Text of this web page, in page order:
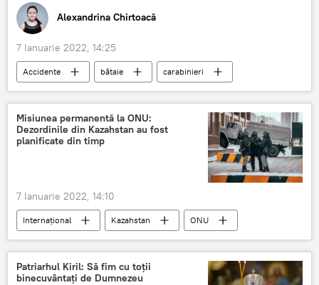
Alexandrina Chirtoacă
7 Ianuarie 2022, 14:25
Accidente bătaie
carabinieri
Durlești
Știri din Moldova
Misiunea permanentă la ONU:
Dezordinile din Kazahstan au fost
planificate din timp
7 Ianuarie 2022, 14:10
Internațional Kazahstan
ONU
dezordini
Patriarhul Kiril: Să fim cu toții
binecuvântați de Dumnezeu